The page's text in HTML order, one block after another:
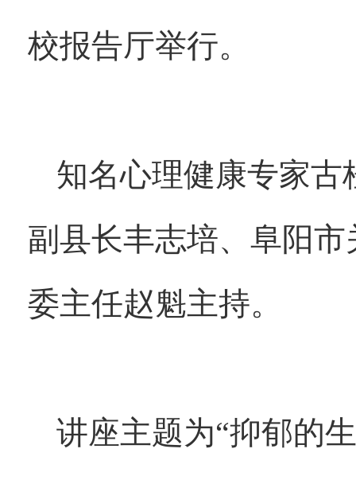
校报告厅举行。
知名心理健康专家
副县长丰志培、阜阳
委主任赵魁主持。
讲座主题为“抑郁的